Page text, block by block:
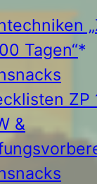
Tagen“
ZP
&